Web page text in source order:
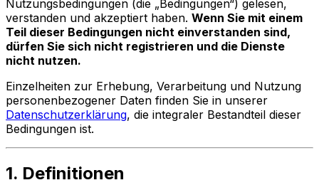
Nutzungsbedingungen (die „Bedingungen“) gelesen,
verstanden und akzeptiert haben. Wenn Sie mit einem
Teil dieser Bedingungen nicht einverstanden sind,
dürfen Sie sich nicht registrieren und die Dienste
nicht nutzen.
Einzelheiten zur Erhebung, Verarbeitung und Nutzung
personenbezogener Daten finden Sie in unserer
Datenschutzerklärung, die integraler Bestandteil dieser
Bedingungen ist.
1. Definitionen